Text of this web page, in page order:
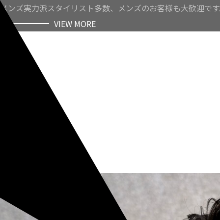
メンズ実力派スタイリスト多数、メンズのお客様も大歓迎で
VIEW MORE
VIEW MORE